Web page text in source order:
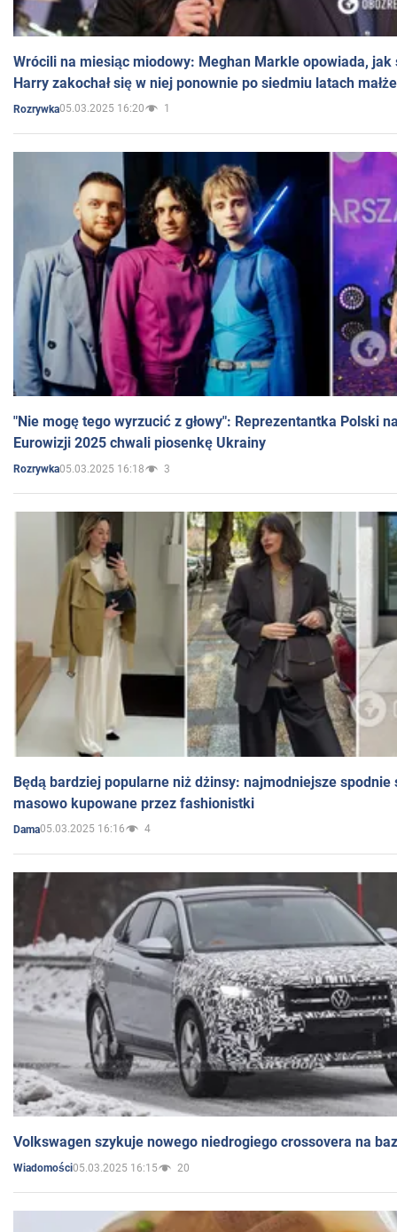
Wrócili na miesiąc miodowy: Meghan Markle opowiada, jak
Harry zakochał się w niej ponownie po siedmiu latach
Rozrywka05.03.2025 16:20 1
"Nie mogę tego wyrzucić z głowy": Reprezentantka Polski
Eurowizji 2025 chwali piosenkę Ukrainy
Rozrywka05.03.2025 16:18 3
Będą bardziej popularne niż dżinsy: najmodniejsze spodnie
masowo kupowane przez fashionistki
Dama05.03.2025 16:16 4
Volkswagen szykuje nowego niedrogiego crossovera na
Wiadomości05.03.2025 16:15 20